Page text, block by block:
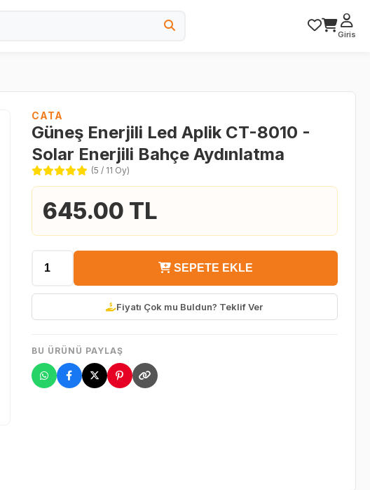
Giris
CATA
Güneş Enerjili Led Aplik CT-8010 -
Solar Enerjili Bahçe Aydınlatma
(5 / 11 Oy)
645.00 TL
SEPETE EKLE
Fiyatı Çok mu Buldun? Teklif Ver
BU ÜRÜNÜ PAYLAŞ